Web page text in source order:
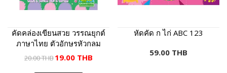
คัดคล่องเขียนสวย วรรณยุกต์
ภาษาไทย ตัวอักษรหัวกลม
20.00 THB19.00 THB
หัดคัด ก ไก่ ABC 123
59.00 THB